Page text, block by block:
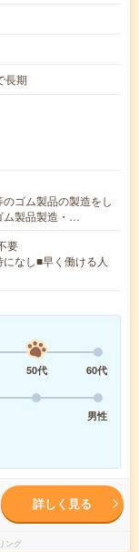
長期
ゴム製品の製造をし
ム製品製造・…
要
なし■早く働ける人
50代
60代
男性
詳しく見る
ング